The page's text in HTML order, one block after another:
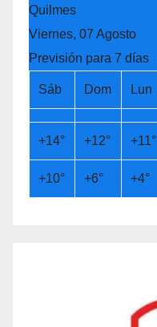
Quilmes
Viernes, 07 Agosto
Previsión para 7 días
Sáb Dom Lun
+14° +12° +11°
+10° +6° +4°